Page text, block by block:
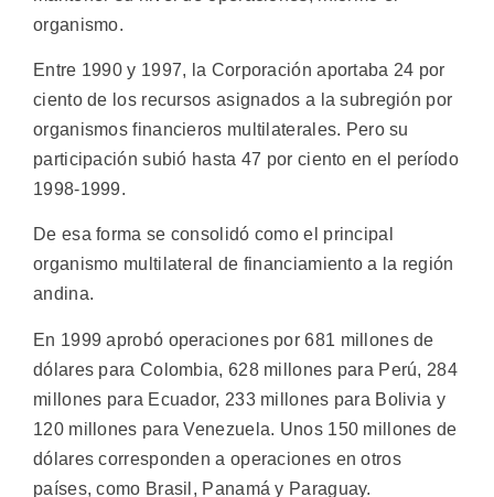
organismo.
Entre 1990 y 1997, la Corporación aportaba 24 por
ciento de los recursos asignados a la subregión por
organismos financieros multilaterales. Pero su
participación subió hasta 47 por ciento en el período
1998-1999.
De esa forma se consolidó como el principal
organismo multilateral de financiamiento a la región
andina.
En 1999 aprobó operaciones por 681 millones de
dólares para Colombia, 628 millones para Perú, 284
millones para Ecuador, 233 millones para Bolivia y
120 millones para Venezuela. Unos 150 millones de
dólares corresponden a operaciones en otros
países, como Brasil, Panamá y Paraguay.